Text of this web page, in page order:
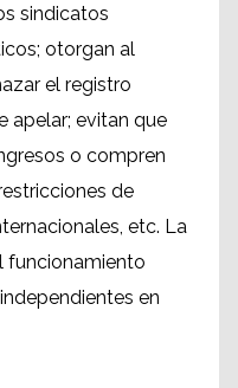
sindicatos
otorgan al
el registro
apelar; evitan que
o compren
de
etc. La
funcionamiento
en